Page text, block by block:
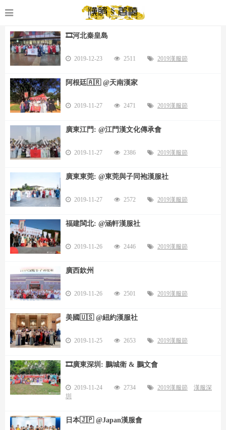
🎞️河北秦皇島
2019-12-23 2511 2019漢服節
阿根廷🇦🇷 @天南漢家
2019-11-27 2471 2019漢服節
廣東江門: @江門漢文化傳承會
2019-11-27 2386 2019漢服節
廣東東莞: @東莞與子同袍漢服社
2019-11-27 2572 2019漢服節
福建閩北: @涵軒漢服社
2019-11-26 2446 2019漢服節
廣西欽州
2019-11-26 2501 2019漢服節
美國🇺🇸 @紐約漢服社
2019-11-25 2653 2019漢服節
🎞️廣東深圳: 鵬城衛 & 鵬文會
2019-11-24 2734 2019漢服節
漢服深
圳
日本🇯🇵 @Japan漢服會